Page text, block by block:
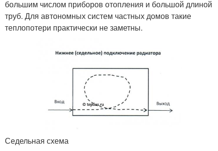
большим числом приборов отопления и большой длиной
труб. Для автономных систем частных домов такие
теплопотери практически не заметны.
Седельная схема